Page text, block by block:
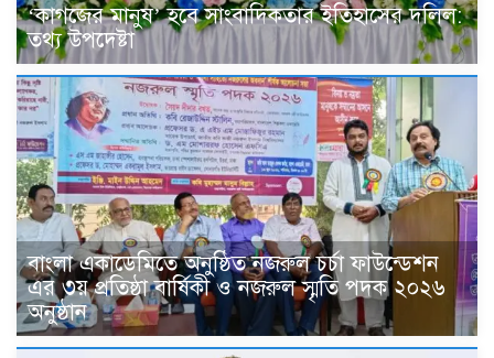
‘কাগজের মানুষ’ হবে সাংবাদিকতার ইতিহাসের দলিল:
তথ্য উপদেষ্টা
বাংলা একাডেমিতে অনুষ্ঠিত নজরুল চর্চা ফাউন্ডেশন
এর ৩য় প্রতিষ্ঠা বার্ষিকী ও নজরুল স্মৃতি পদক ২০২৬
অনুষ্ঠান